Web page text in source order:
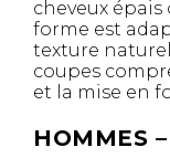
cheveux épais
forme est
texture
coupes
et la mise en
HOMMES